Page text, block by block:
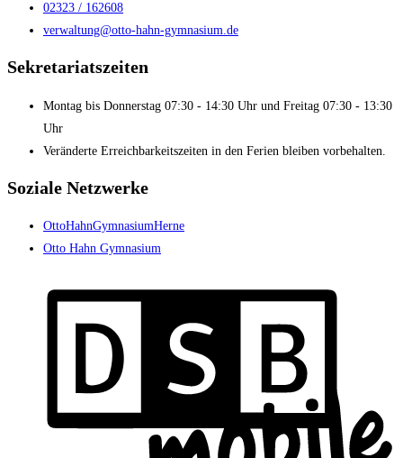
02323 / 162608
verwaltung@otto-hahn-gymnasium.de
Sekretariatszeiten
Montag bis Donnerstag 07:30 - 14:30 Uhr und Freitag 07:30 - 13:30
Uhr
Veränderte Erreichbarkeitszeiten in den Ferien bleiben vorbehalten.
Soziale Netzwerke
OttoHahnGymnasiumHerne
Otto Hahn Gymnasium